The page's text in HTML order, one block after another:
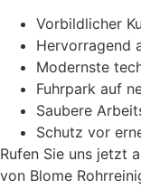
Vorbildlicher
Hervorragend
Modernste
Fuhrpark auf
Saubere
Schutz vor
Rufen Sie uns jetzt
von Blome